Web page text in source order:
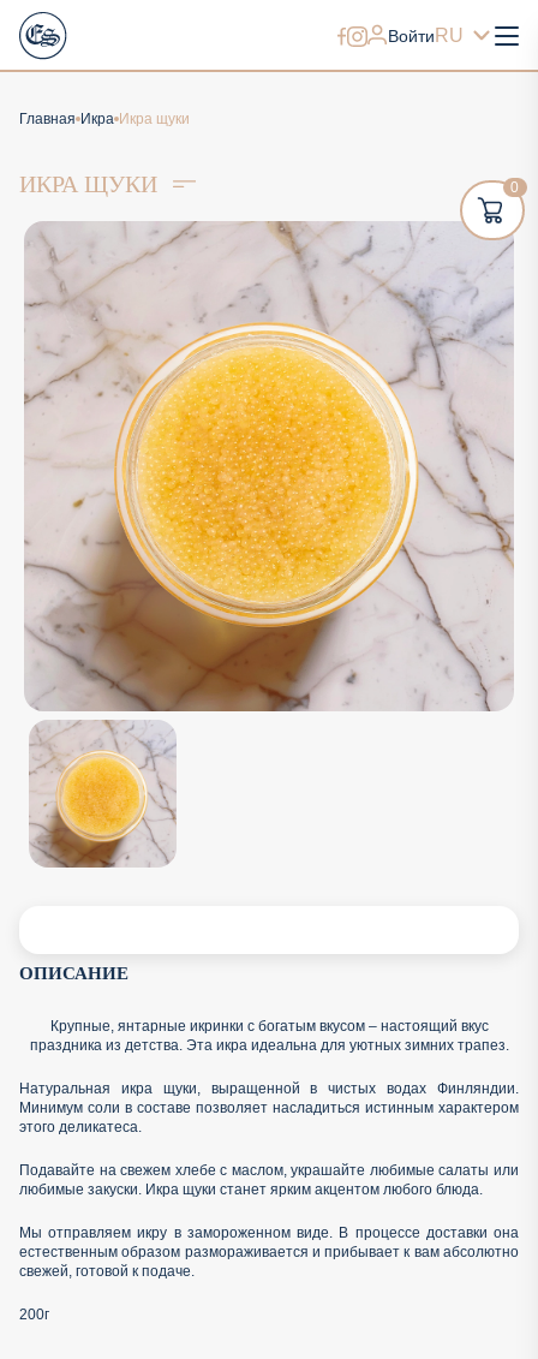
Войти RU
Главная Икра Икра щуки
ИКРА ЩУКИ
ОПИСАНИЕ
Крупные, янтарные икринки с богатым вкусом – настоящий вкус
праздника из детства. Эта икра идеальна для уютных зимних трапез.
Натуральная икра щуки, выращенной в чистых водах Финляндии.
Минимум соли в составе позволяет насладиться истинным характером
этого деликатеса.
Подавайте на свежем хлебе с маслом, украшайте любимые салаты или
любимые закуски. Икра щуки станет ярким акцентом любого блюда.
Мы отправляем икру в замороженном виде. В процессе доставки она
естественным образом размораживается и прибывает к вам абсолютно
свежей, готовой к подаче.
200г
0